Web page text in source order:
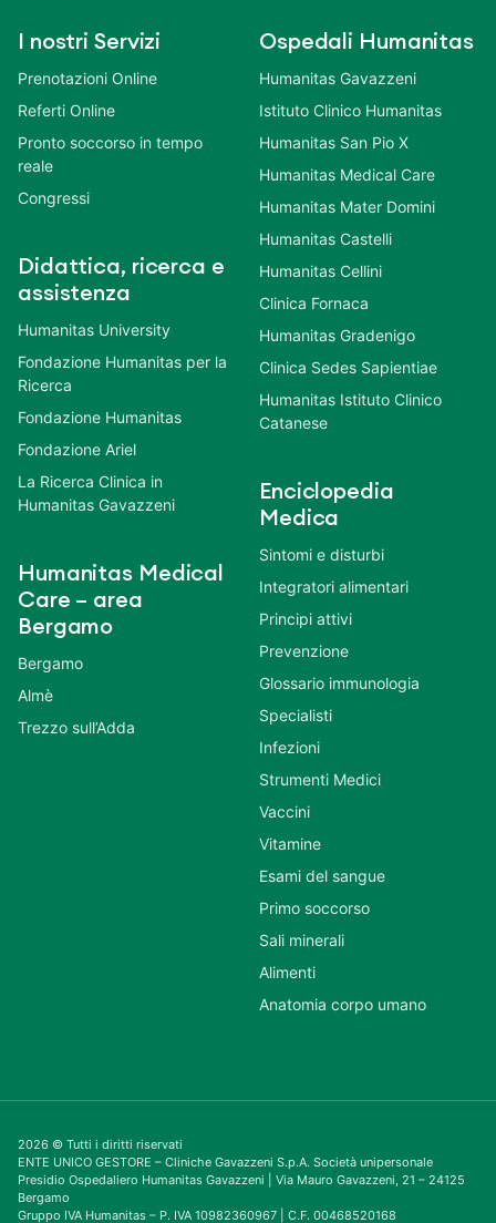
I nostri Servizi
Prenotazioni Online
Referti Online
Pronto soccorso in tempo
reale
Congressi
Didattica, ricerca e
assistenza
Humanitas University
Fondazione Humanitas per la
Ricerca
Fondazione Humanitas
Fondazione Ariel
La Ricerca Clinica in
Humanitas Gavazzeni
Humanitas Medical
Care – area
Bergamo
Bergamo
Almè
Trezzo sull’Adda
Ospedali Humanitas
Humanitas Gavazzeni
Istituto Clinico Humanitas
Humanitas San Pio X
Humanitas Medical Care
Humanitas Mater Domini
Humanitas Castelli
Humanitas Cellini
Clinica Fornaca
Humanitas Gradenigo
Clinica Sedes Sapientiae
Humanitas Istituto Clinico
Catanese
Enciclopedia
Medica
Sintomi e disturbi
Integratori alimentari
Principi attivi
Prevenzione
Glossario immunologia
Specialisti
Infezioni
Strumenti Medici
Vaccini
Vitamine
Esami del sangue
Primo soccorso
Sali minerali
Alimenti
Anatomia corpo umano
2026 © Tutti i diritti riservati
ENTE UNICO GESTORE – Cliniche Gavazzeni S.p.A. Società unipersonale
Presidio Ospedaliero Humanitas Gavazzeni | Via Mauro Gavazzeni, 21 – 24125
Bergamo
Gruppo IVA Humanitas – P. IVA 10982360967 | C.F. 00468520168